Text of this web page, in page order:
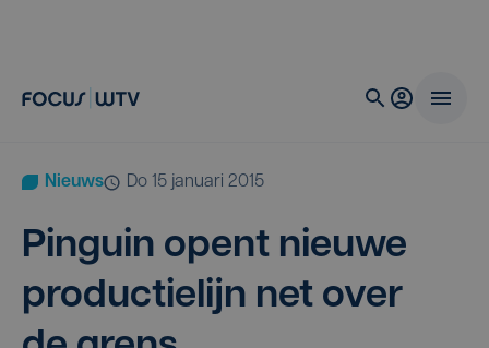
Nieuws do 15 januari 2015
Pin­guin opent nieu­we
pro­duc­tie­lijn net over